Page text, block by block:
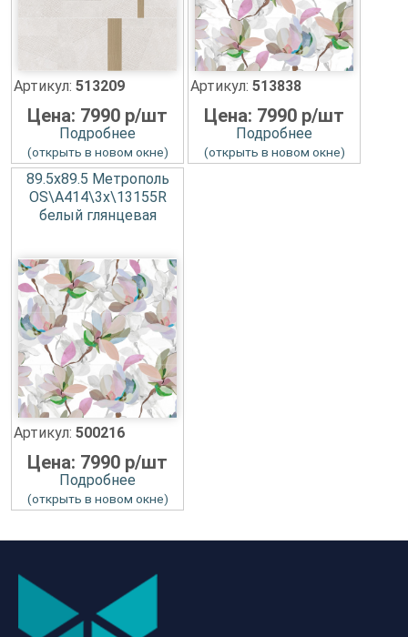
Артикул: 513209
Цена: 7990 р/шт
Подробнее
(открыть в новом окне)
Артикул: 513838
Цена: 7990 р/шт
Подробнее
(открыть в новом окне)
89.5x89.5 Метрополь
OS\A414\3x\13155R
белый глянцевая
Артикул: 500216
Цена: 7990 р/шт
Подробнее
(открыть в новом окне)